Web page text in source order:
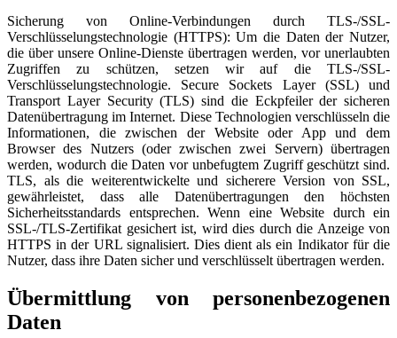
Sicherung von Online-Verbindungen durch TLS-/SSL-
Verschlüsselungstechnologie (HTTPS): Um die Daten der Nutzer,
die über unsere Online-Dienste übertragen werden, vor unerlaubten
Zugriffen zu schützen, setzen wir auf die TLS-/SSL-
Verschlüsselungstechnologie. Secure Sockets Layer (SSL) und
Transport Layer Security (TLS) sind die Eckpfeiler der sicheren
Datenübertragung im Internet. Diese Technologien verschlüsseln die
Informationen, die zwischen der Website oder App und dem
Browser des Nutzers (oder zwischen zwei Servern) übertragen
werden, wodurch die Daten vor unbefugtem Zugriff geschützt sind.
TLS, als die weiterentwickelte und sicherere Version von SSL,
gewährleistet, dass alle Datenübertragungen den höchsten
Sicherheitsstandards entsprechen. Wenn eine Website durch ein
SSL-/TLS-Zertifikat gesichert ist, wird dies durch die Anzeige von
HTTPS in der URL signalisiert. Dies dient als ein Indikator für die
Nutzer, dass ihre Daten sicher und verschlüsselt übertragen werden.
Übermittlung von personenbezogenen
Daten